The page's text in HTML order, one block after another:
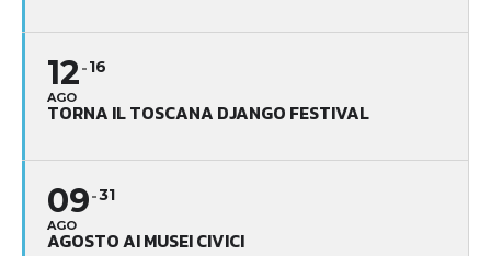
12
AGO
16
TORNA IL TOSCANA DJANGO FESTIVAL
09
AGO
31
AGOSTO AI MUSEI CIVICI